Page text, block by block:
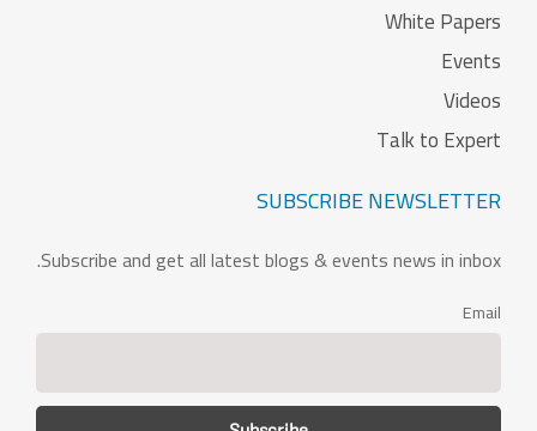
White Papers
Events
Videos
Talk to Expert
SUBSCRIBE NEWSLETTER
Subscribe and get all latest blogs & events news in inbox.
Email